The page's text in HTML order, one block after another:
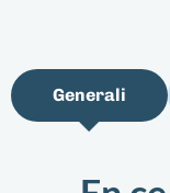
Generali